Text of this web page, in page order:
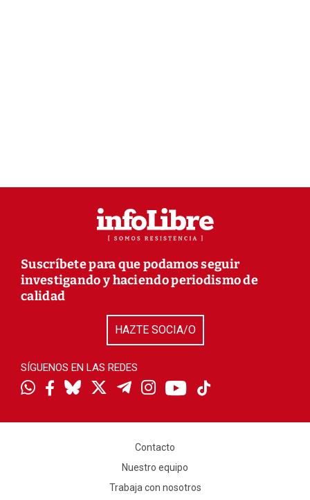
Suscríbete para que podamos seguir
investigando y haciendo periodismo de
calidad
HAZTE SOCIA/O
SÍGUENOS EN LAS REDES
Contacto
Nuestro equipo
Trabaja con nosotros